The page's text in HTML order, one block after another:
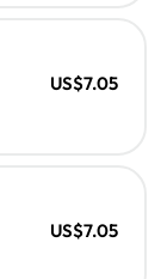
US$7.05
US$7.05